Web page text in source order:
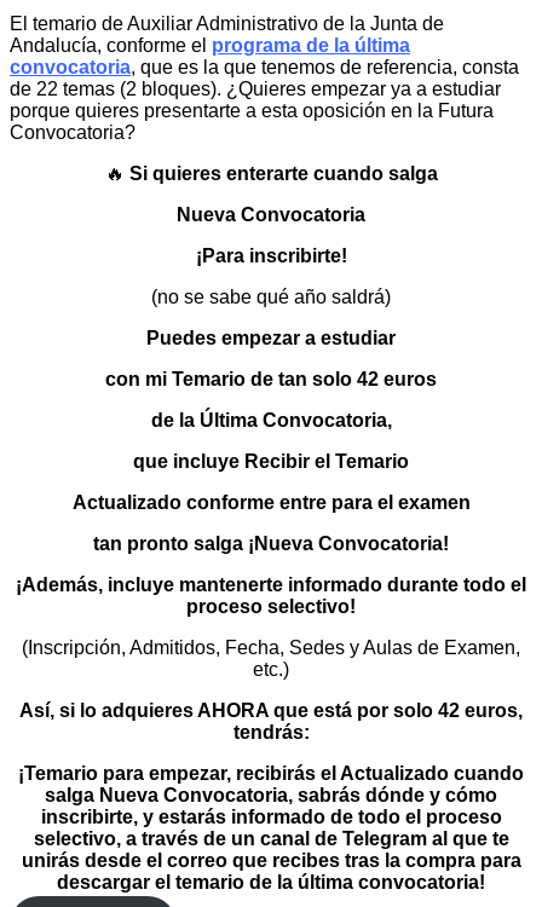
El temario de Auxiliar Administrativo de la Junta de
Andalucía, conforme el programa de la última
convocatoria, que es la que tenemos de referencia, consta
de 22 temas (2 bloques). ¿Quieres empezar ya a estudiar
porque quieres presentarte a esta oposición en la Futura
Convocatoria?
🔥 Si quieres enterarte cuando salga
Nueva Convocatoria
¡Para inscribirte!
(no se sabe qué año saldrá)
Puedes empezar a estudiar
con mi Temario de tan solo 42 euros
de la Última Convocatoria,
que incluye Recibir el Temario
Actualizado conforme entre para el examen
tan pronto salga ¡Nueva Convocatoria!
¡Además, incluye mantenerte informado durante todo el
proceso selectivo!
(Inscripción, Admitidos, Fecha, Sedes y Aulas de Examen,
etc.)
Así, si lo adquieres AHORA que está por solo 42 euros,
tendrás:
¡Temario para empezar, recibirás el Actualizado cuando
salga Nueva Convocatoria, sabrás dónde y cómo
inscribirte, y estarás informado de todo el proceso
selectivo, a través de un canal de Telegram al que te
unirás desde el correo que recibes tras la compra para
descargar el temario de la última convocatoria!